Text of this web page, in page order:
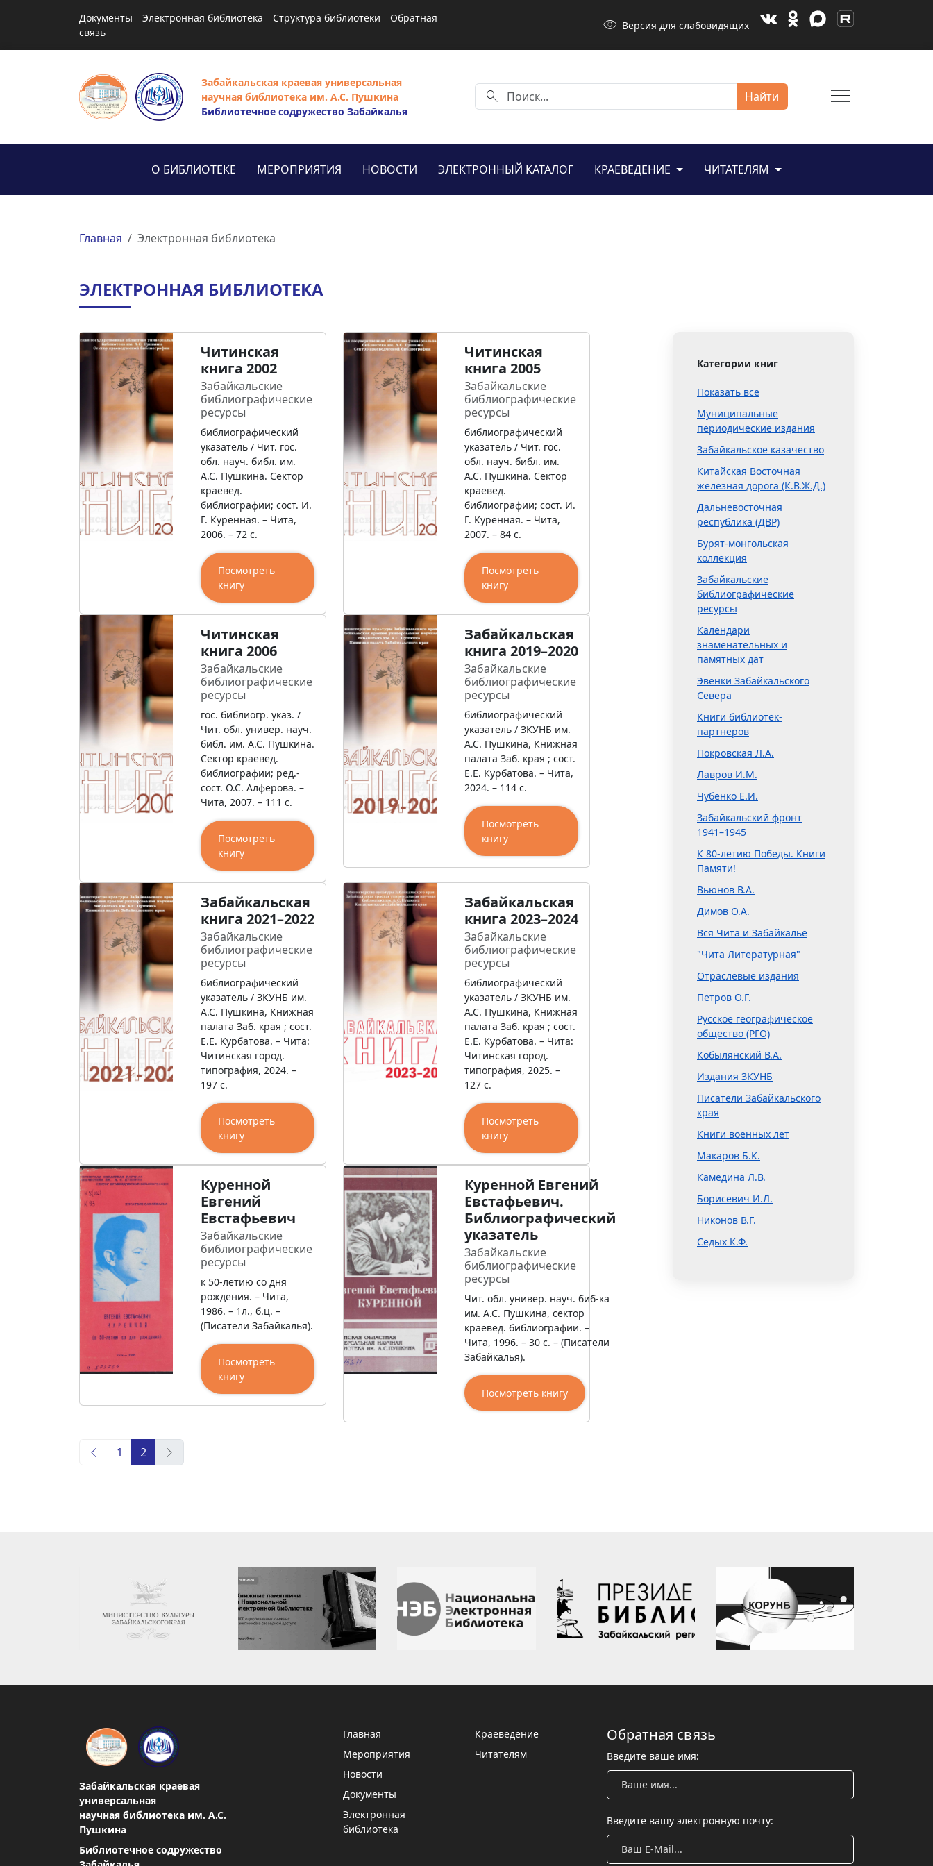
Документы Электронная библиотека Структура библиотеки
Обратная
связь
visibility Версия для слабовидящих
Забайкальская краевая универсальная
научная библиотека им. А.С. Пушкина
Библиотечное содружество Забайкалья
search Найти menu
О БИБЛИОТЕКЕ МЕРОПРИЯТИЯ НОВОСТИ ЭЛЕКТРОННЫЙ КАТАЛОГ КРАЕВЕДЕНИЕ ЧИТАТЕЛЯМ
Главная Электронная библиотека
ЭЛЕКТРОННАЯ БИБЛИОТЕКА
Читинская
книга 2002
Забайкальские
библиографические
ресурсы
библиографический
указатель / Чит. гос.
обл. науч. библ. им.
А.С. Пушкина. Сектор
краевед.
библиографии; сост. И.
Г. Куренная. – Чита,
2006. – 72 с.
Посмотреть
книгу
Читинская
книга 2005
Забайкальские
библиографические
ресурсы
библиографический
указатель / Чит. гос.
обл. науч. библ. им.
А.С. Пушкина. Сектор
краевед.
библиографии; сост. И.
Г. Куренная. – Чита,
2007. – 84 с.
Посмотреть
книгу
Читинская
книга 2006
Забайкальские
библиографические
ресурсы
гос. библиогр. указ. /
Чит. обл. универ. науч.
библ. им. А.С. Пушкина.
Сектор краевед.
библиографии; ред.-
сост. О.С. Алферова. –
Чита, 2007. – 111 с.
Посмотреть
книгу
Забайкальская
книга 2019–2020
Забайкальские
библиографические
ресурсы
библиографический
указатель / ЗКУНБ им.
А.С. Пушкина, Книжная
палата Заб. края ; сост.
Е.Е. Курбатова. – Чита,
2024. – 114 с.
Посмотреть
книгу
Забайкальская
книга 2021–2022
Забайкальские
библиографические
ресурсы
библиографический
указатель / ЗКУНБ им.
А.С. Пушкина, Книжная
палата Заб. края ; сост.
Е.Е. Курбатова. – Чита:
Читинская город.
типография, 2024. –
197 с.
Посмотреть
книгу
Забайкальская
книга 2023–2024
Забайкальские
библиографические
ресурсы
библиографический
указатель / ЗКУНБ им.
А.С. Пушкина, Книжная
палата Заб. края ; сост.
Е.Е. Курбатова. – Чита:
Читинская город.
типография, 2025. –
127 с.
Посмотреть
книгу
Куренной
Евгений
Евстафьевич
Забайкальские
библиографические
ресурсы
к 50-летию со дня
рождения. – Чита,
1986. – 1л., б.ц. –
(Писатели Забайкалья).
Посмотреть
книгу
Куренной Евгений
Евстафьевич.
Библиографический
указатель
Забайкальские
библиографические
ресурсы
Чит. обл. универ. науч. биб-ка
им. А.С. Пушкина, сектор
краевед. библиографии. –
Чита, 1996. – 30 с. – (Писатели
Забайкалья).
Посмотреть книгу
1 2
Категории книг
Показать все
Муниципальные
периодические издания
Забайкальское казачество
Китайская Восточная
железная дорога (К.В.Ж.Д.)
Дальневосточная
республика (ДВР)
Бурят-монгольская
коллекция
Забайкальские
библиографические
ресурсы
Календари
знаменательных и
памятных дат
Эвенки Забайкальского
Севера
Книги библиотек-
партнёров
Покровская Л.А.
Лавров И.М.
Чубенко Е.И.
Забайкальский фронт
1941–1945
К 80-летию Победы. Книги
Памяти!
Вьюнов В.А.
Димов О.А.
Вся Чита и Забайкалье
"Чита Литературная"
Отраслевые издания
Петров О.Г.
Русское географическое
общество (РГО)
Кобылянский В.А.
Издания ЗКУНБ
Писатели Забайкальского
края
Книги военных лет
Макаров Б.К.
Камедина Л.В.
Борисевич И.Л.
Никонов В.Г.
Седых К.Ф.
Забайкальская краевая
универсальная
научная библиотека им. А.С.
Пушкина
Библиотечное содружество
Главная
Мероприятия
Новости
Документы
Электронная
библиотека
Краеведение
Читателям
Обратная связь
Введите ваше имя:
Введите вашу электронную почту: